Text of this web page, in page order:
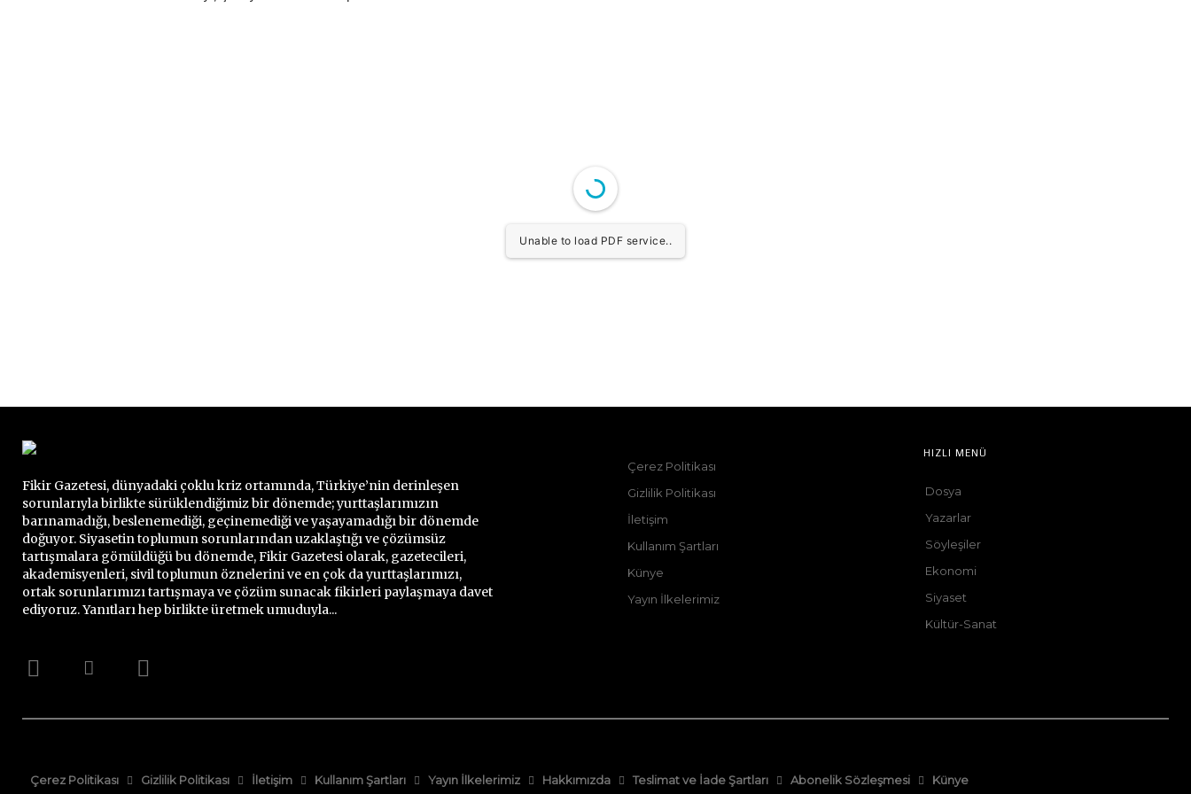
Unable to load PDF service..
Fikir Gazetesi, dünyadaki çoklu kriz ortamında, Türkiye’nin derinleşen
sorunlarıyla birlikte sürüklendiğimiz bir dönemde; yurttaşlarımızın
barınamadığı, beslenemediği, geçinemediği ve yaşayamadığı bir dönemde
doğuyor. Siyasetin toplumun sorunlarından uzaklaştığı ve çözümsüz
tartışmalara gömüldüğü bu dönemde, Fikir Gazetesi olarak, gazetecileri,
akademisyenleri, sivil toplumun öznelerini ve en çok da yurttaşlarımızı,
ortak sorunlarımızı tartışmaya ve çözüm sunacak fikirleri paylaşmaya davet
ediyoruz. Yanıtları hep birlikte üretmek umuduyla...
Çerez Politikası
Gizlilik Politikası
İletişim
Kullanım Şartları
Künye
Yayın İlkelerimiz
HIZLI MENÜ
Dosya
Yazarlar
Söyleşiler
Ekonomi
Siyaset
Kültür-Sanat
Çerez Politikası Gizlilik Politikası İletişim Kullanım Şartları Yayın İlkelerimiz Hakkımızda Teslimat ve İade Şartları Abonelik Sözleşmesi Künye